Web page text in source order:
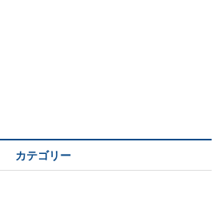
カテゴリー